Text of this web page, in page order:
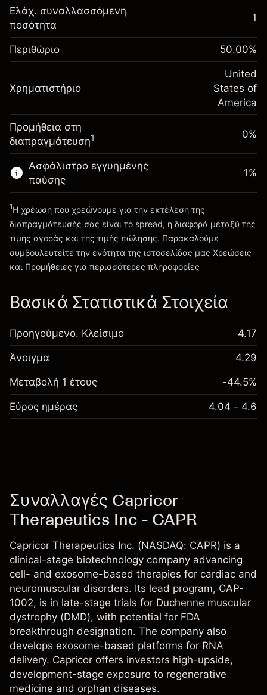
Αναπροσαρμογή
χρηματοδότησης κατά
τη διάρκεια της νύχτας
Χρεώσεις από την πλήρη αξία
της θέσης
%
(-$0.43)
~$2,000.00
Πηγαίνετε στην πλατφόρμα
Περιθώριο. Η επένδυσή
σας
Αναπροσαρμογή
τη διάρκεια της νύχτας
της θέσης
-0.000654
%
(-$0.01)
Μέγεθος διαπραγμάτευσης με μόχλευση
~$2,000.00
Χρήματα από μόχλευση ~
Ελάχ. συναλλασσόμενη
ποσότητα
1
Περιθώριο 50.00%
Χρηματιστήριο
United
States of
America
Προμήθεια στη
διαπραγμάτευση1 0%
Ασφάλιστρο εγγυημένης
παύσης
Χρεώσεις και Τέλη
1%
1Η χρέωση που χρεώνουμε για την εκτέλεση της
διαπραγμάτευσής σας είναι το spread, η διαφορά μεταξύ της
τιμής αγοράς και της τιμής πώλησης. Παρακαλούμε
συμβουλευτείτε την ενότητα της ιστοσελίδας μας Χρεώσεις
και Προμήθειες για περισσότερες πληροφορίες
Βασικά Στατιστικά Στοιχεία
Προηγούμενο. Κλείσιμο 4.17
Άνοιγμα 4.29
Μεταβολή 1 έτους -44.5%
Εύρος ημέρας 4.04 - 4.6
Συναλλαγές Capricor
Therapeutics Inc - CAPR
Capricor Therapeutics Inc. (NASDAQ: CAPR) is a
clinical-stage biotechnology company advancing
cell- and exosome-based therapies for cardiac and
neuromuscular disorders. Its lead program, CAP-
1002, is in late-stage trials for Duchenne muscular
dystrophy (DMD), with potential for FDA
breakthrough designation. The company also
develops exosome-based platforms for RNA
delivery. Capricor offers investors high-upside,
development-stage exposure to regenerative
medicine and orphan diseases.